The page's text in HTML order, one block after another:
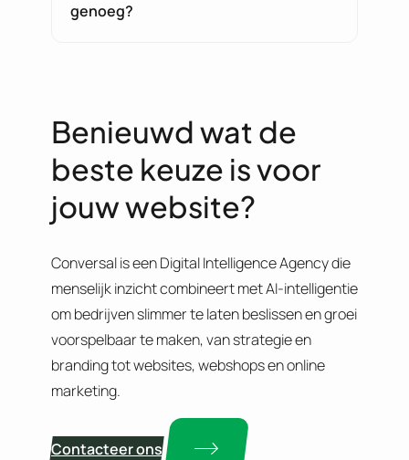
genoeg?
Benieuwd wat de
beste keuze is voor
jouw website?
Conversal is een Digital Intelligence Agency die
menselijk inzicht combineert met AI-intelligentie
om bedrijven slimmer te laten beslissen en groei
voorspelbaar te maken, van strategie en
branding tot websites, webshops en online
marketing.
Contacteer ons